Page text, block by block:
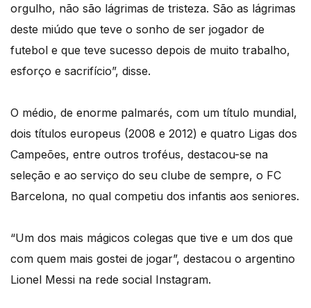
orgulho, não são lágrimas de tristeza. São as lágrimas
deste miúdo que teve o sonho de ser jogador de
futebol e que teve sucesso depois de muito trabalho,
esforço e sacrifício”, disse.
O médio, de enorme palmarés, com um título mundial,
dois títulos europeus (2008 e 2012) e quatro Ligas dos
Campeões, entre outros troféus, destacou-se na
seleção e ao serviço do seu clube de sempre, o FC
Barcelona, no qual competiu dos infantis aos seniores.
“Um dos mais mágicos colegas que tive e um dos que
com quem mais gostei de jogar”, destacou o argentino
Lionel Messi na rede social Instagram.